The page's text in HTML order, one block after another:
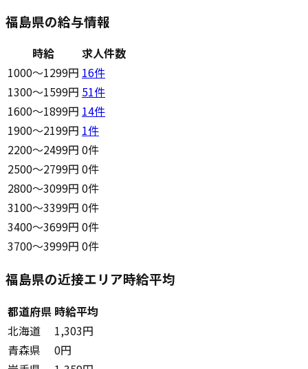
福島県の給与情報
時給
求人件数
1000〜1299円 16件
1300〜1599円 51件
1600〜1899円 14件
1900〜2199円 1件
2200〜2499円 0件
2500〜2799円 0件
2800〜3099円 0件
3100〜3399円 0件
3400〜3699円 0件
3700〜3999円 0件
福島県の近接エリア時給平均
都道府県 時給平均
北海道
1,303円
青森県
0円